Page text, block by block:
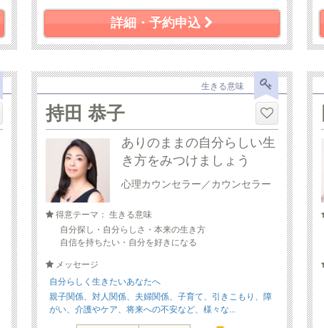
詳細・予約申込
生きる意味
持田 恭子
ありのままの自分らしい生
き方をみつけましょう
心理カウンセラー／カウンセラー
得意テーマ： 生きる意味
自分探し・自分らしさ・本来の生き方
自信を持ちたい・自分を好きになる
メッセージ
自分らしく生きたいあなたへ
親子関係、対人関係、夫婦関係、子育て、引きこもり、障
がい、介護やケア、将来への不安など、様々な...